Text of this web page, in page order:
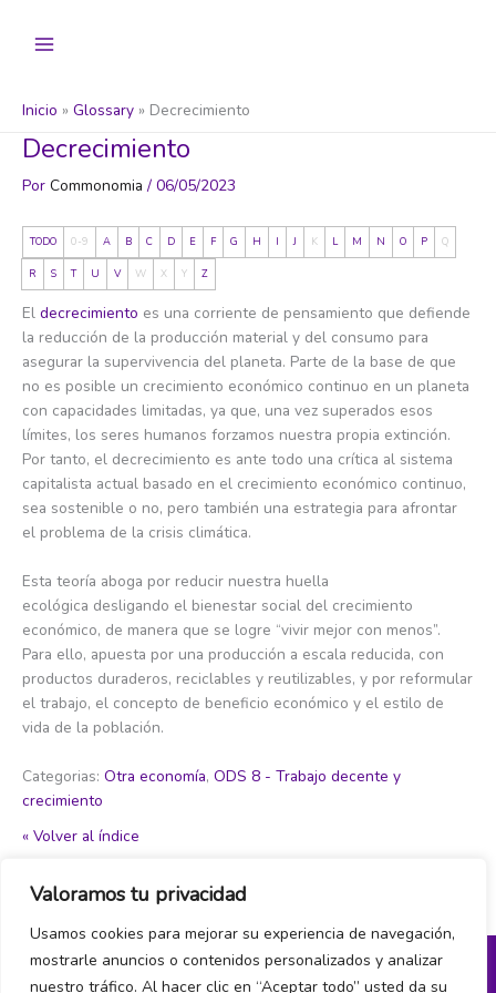
Valoramos tu privacidad
Usamos cookies para mejorar su experiencia de navegación,
mostrarle anuncios o contenidos personalizados y analizar
nuestro tráfico. Al hacer clic en “Aceptar todo” usted da su
Inicio Glossary Decrecimiento
Decrecimiento
Por Commonomia / 06/05/2023
TODO 0-9 A B C D E F G H J K L M N O P Q
R S T U V W X Y Z
El decrecimiento es una corriente de pensamiento que defiende
la reducción de la producción material y del consumo para
asegurar la supervivencia del planeta. Parte de la base de que
no es posible un crecimiento económico continuo en un planeta
con capacidades limitadas, ya que, una vez superados esos
límites, los seres humanos forzamos nuestra propia extinción.
Por tanto, el decrecimiento es ante todo una crítica al sistema
capitalista actual basado en el crecimiento económico continuo,
sea sostenible o no, pero también una estrategia para afrontar
el problema de la crisis climática.
Esta teoría aboga por reducir nuestra huella
ecológica desligando el bienestar social del crecimiento
económico, de manera que se logre “vivir mejor con menos”.
Para ello, apuesta por una producción a escala reducida, con
productos duraderos, reciclables y reutilizables, y por reformular
el trabajo, el concepto de beneficio económico y el estilo de
vida de la población.
Categorias: Otra economía, ODS 8 - Trabajo decente y
crecimiento
« Volver al índice